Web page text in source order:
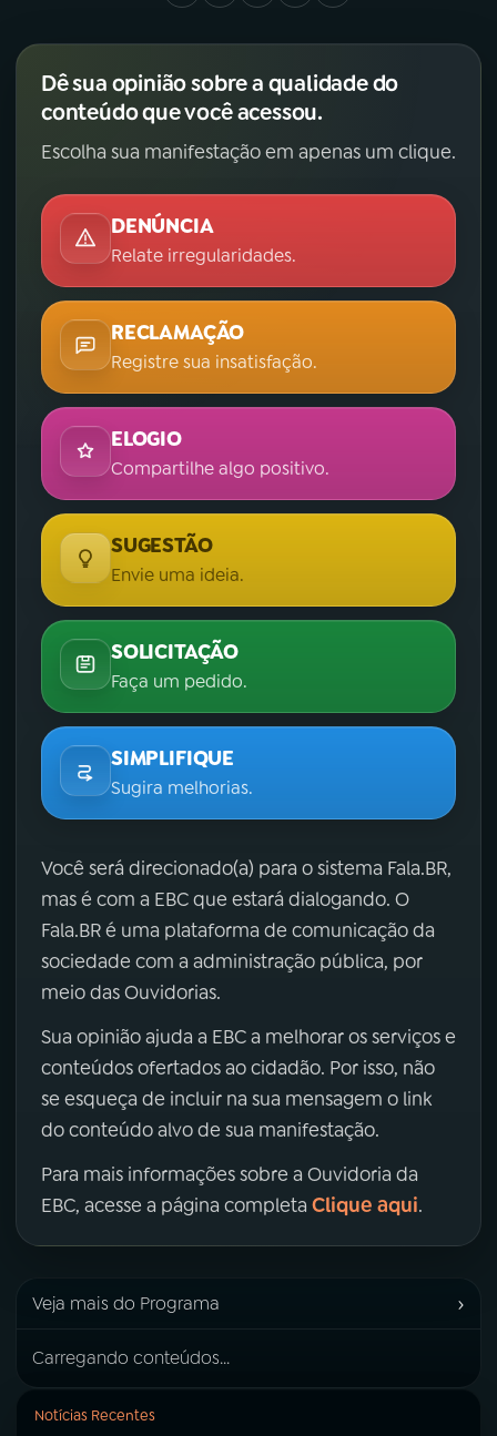
Dê sua opinião sobre a qualidade do
conteúdo que você acessou.
Escolha sua manifestação em apenas um clique.
DENÚNCIA
Relate irregularidades.
RECLAMAÇÃO
Registre sua insatisfação.
ELOGIO
Compartilhe algo positivo.
SUGESTÃO
Envie uma ideia.
SOLICITAÇÃO
Faça um pedido.
SIMPLIFIQUE
Sugira melhorias.
Você será direcionado(a) para o sistema Fala.BR,
mas é com a EBC que estará dialogando. O
Fala.BR é uma plataforma de comunicação da
sociedade com a administração pública, por
meio das Ouvidorias.
Sua opinião ajuda a EBC a melhorar os serviços e
conteúdos ofertados ao cidadão. Por isso, não
se esqueça de incluir na sua mensagem o link
do conteúdo alvo de sua manifestação.
Para mais informações sobre a Ouvidoria da
EBC, acesse a página completa Clique aqui.
Veja mais do Programa ›
Carregando conteúdos...
Notícias Recentes